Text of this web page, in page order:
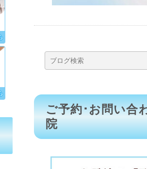
ご予約･お問い合
院